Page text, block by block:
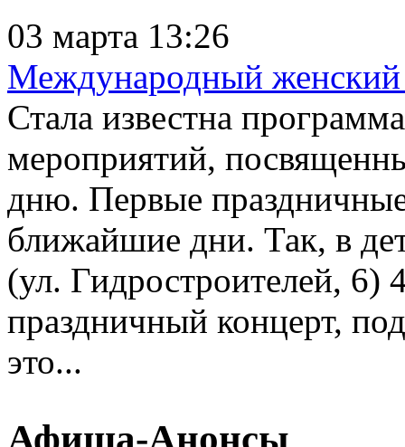
03 марта 13:26
Международный женский
Стала известна
мероприятий,
дню. Первые
ближайшие дни. Так, в
(ул. Гидростроителей, 6)
праздничный концерт,
это...